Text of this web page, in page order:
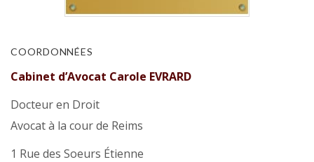
COORDONNÉES
Cabinet d’Avocat Carole EVRARD
Docteur en Droit
Avocat à la cour de Reims
1 Rue des Soeurs Étienne